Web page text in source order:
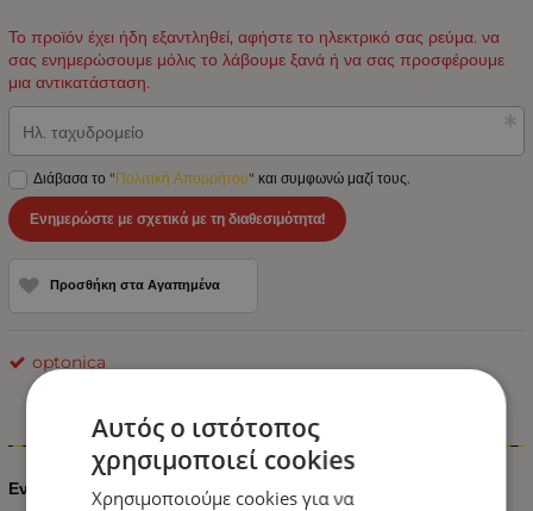
Το προϊόν έχει ήδη εξαντληθεί, αφήστε το ηλεκτρικό σας ρεύμα. να
σας ενημερώσουμε μόλις το λάβουμε ξανά ή να σας προσφέρουμε
μια αντικατάσταση.
Ηλ. ταχυδρομείο
Διάβασα το "Πολιτική Απορρήτου" και συμφωνώ μαζί τους.
Ενημερώστε με σχετικά με τη διαθεσιμότητα!
Προσθήκη στα Αγαπημένα
optonica
Πληροφορίες
Εντομοαπωθητική LED Λάμπα 10 Watt Λευκό Ημέρας
Αυτός ο ιστότοπος
χρησιμοποιεί cookies
Χρησιμοποιούμε cookies για να